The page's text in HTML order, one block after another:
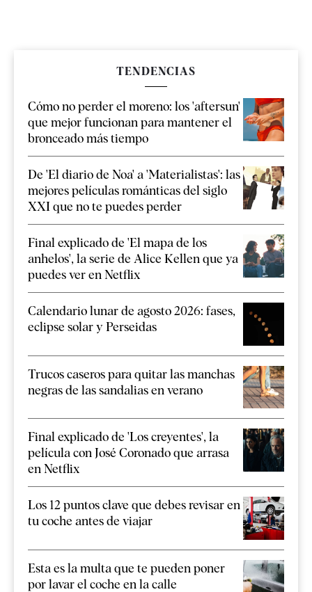
TENDENCIAS
Cómo no perder el moreno: los 'aftersun'
que mejor funcionan para mantener el
bronceado más tiempo
De 'El diario de Noa' a 'Materialistas': las
mejores películas románticas del siglo
XXI que no te puedes perder
Final explicado de 'El mapa de los
anhelos', la serie de Alice Kellen que ya
puedes ver en Netflix
Calendario lunar de agosto 2026: fases,
eclipse solar y Perseidas
Trucos caseros para quitar las manchas
negras de las sandalias en verano
Final explicado de 'Los creyentes', la
película con José Coronado que arrasa
en Netflix
Los 12 puntos clave que debes revisar en
tu coche antes de viajar
Esta es la multa que te pueden poner
por lavar el coche en la calle